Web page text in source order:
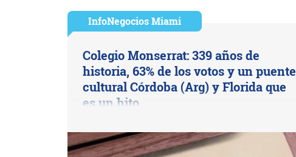
InfoNegocios Miami
Colegio Monserrat: 339 años de
historia, 63% de los votos y un puente
cultural Córdoba (Arg) y Florida que
es un hito